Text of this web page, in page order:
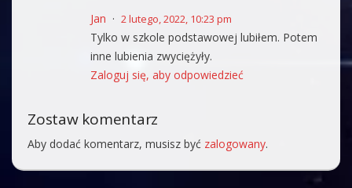
Jan 2 lutego, 2022, 10:23 pm
Tylko w szkole podstawowej lubiłem. Potem
inne lubienia zwyciężyły.
Zaloguj się, aby odpowiedzieć
Zostaw komentarz
Aby dodać komentarz, musisz być zalogowany.